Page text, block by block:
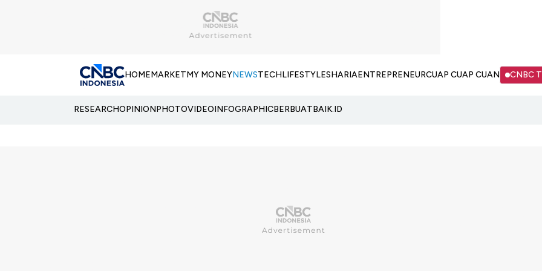
HOMEMARKETMY MONEYNEWSTECHLIFESTYLESHARIAENTREPRENEURCUAP CUAP CUAN CNBC
RESEARCHOPINIONPHOTOVIDEOINFOGRAPHICBERBUATBAIK.ID